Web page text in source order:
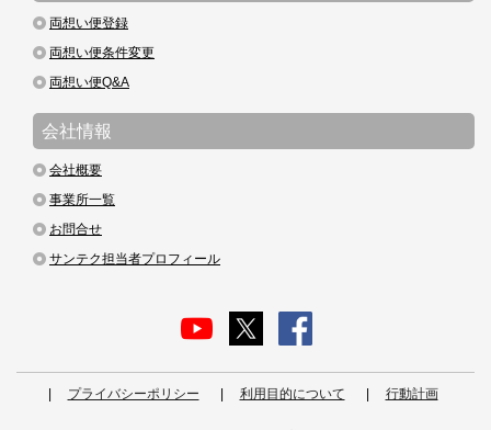
両想い便登録
両想い便条件変更
両想い便Q&A
会社情報
会社概要
事業所一覧
お問合せ
サンテク担当者プロフィール
プライバシーポリシー 利用目的について 行動計画